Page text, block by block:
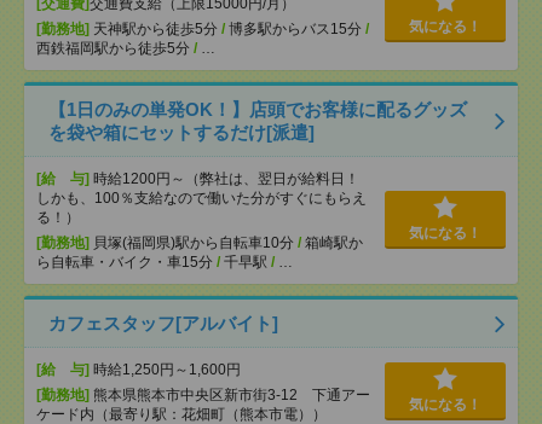
[交通費] 交通費支給（上限15000円/月）
[勤務地] 天神駅から徒歩5分 / 博多駅からバス15分 /
西鉄福岡駅から徒歩5分 / …
気になる！
【1日のみの単発OK！】店頭でお客様に配るグッズ
を袋や箱にセットするだけ[派遣]
[給 与] 時給1200円～（弊社は、翌日が給料日！
しかも、100％支給なので働いた分がすぐにもらえ
る！）
[勤務地] 貝塚(福岡県)駅から自転車10分 / 箱崎駅か
ら自転車・バイク・車15分 / 千早駅 / …
気になる！
カフェスタッフ[アルバイト]
[給 与] 時給1,250円～1,600円
[勤務地] 熊本県熊本市中央区新市街3-12 下通アー
ケード内（最寄り駅：花畑町（熊本市電））
気になる！